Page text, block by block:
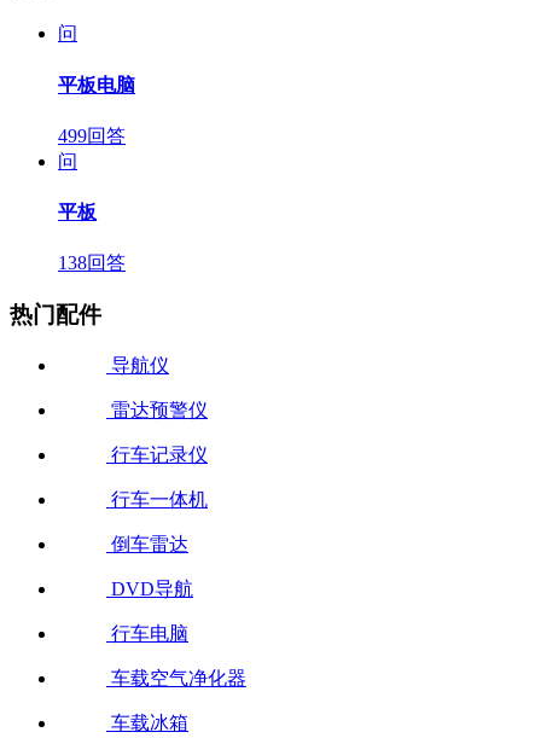
问
平板电脑
499回答
问
平板
138回答
热门配件
导航仪
雷达预警仪
行车记录仪
行车一体机
倒车雷达
DVD导航
行车电脑
车载空气净化器
车载冰箱